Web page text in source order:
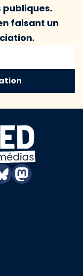
publiques.
faisant un